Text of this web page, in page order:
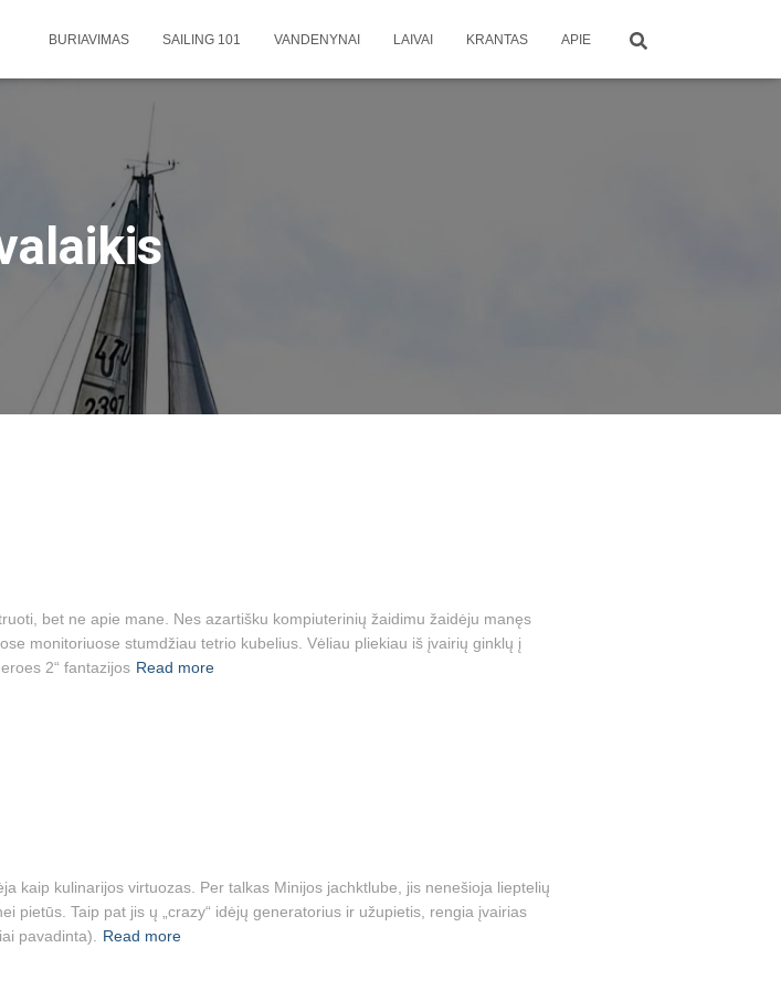
BURIAVIMAS SAILING 101 VANDENYNAI LAIVAI KRANTAS APIE
bet ne apie mane. Nes azartišku kompiuterinių žaidimu žaidėju manęs
monitoriuose stumdžiau tetrio kubelius. Vėliau pliekiau iš įvairių ginklų į
2“ fantazijos Read more
kaip kulinarijos virtuozas. Per talkas Minijos jachktlube, jis nenešioja lieptelių
pietūs. Taip pat jis ų „crazy“ idėjų generatorius ir užupietis, rengia įvairias
pavadinta).
Read more